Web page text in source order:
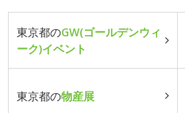
東京都のGW(ゴールデンウィ
ーク)イベント
東京都の物産展